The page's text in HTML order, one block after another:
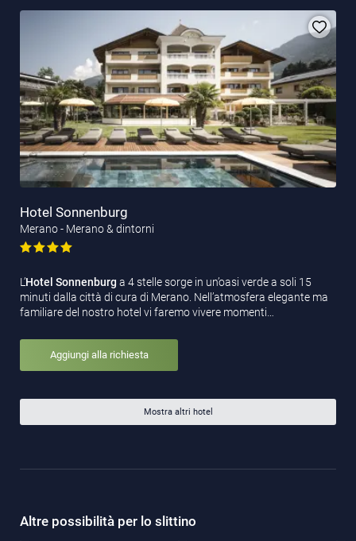
Hotel Sonnenburg
Merano - Merano & dintorni
L’Hotel Sonnenburg a 4 stelle sorge in un’oasi verde a soli 15
minuti dalla città di cura di Merano. Nell’atmosfera elegante ma
familiare del nostro hotel vi faremo vivere momenti…
Aggiungi alla richiesta
Mostra altri hotel
Altre possibilità per lo slittino